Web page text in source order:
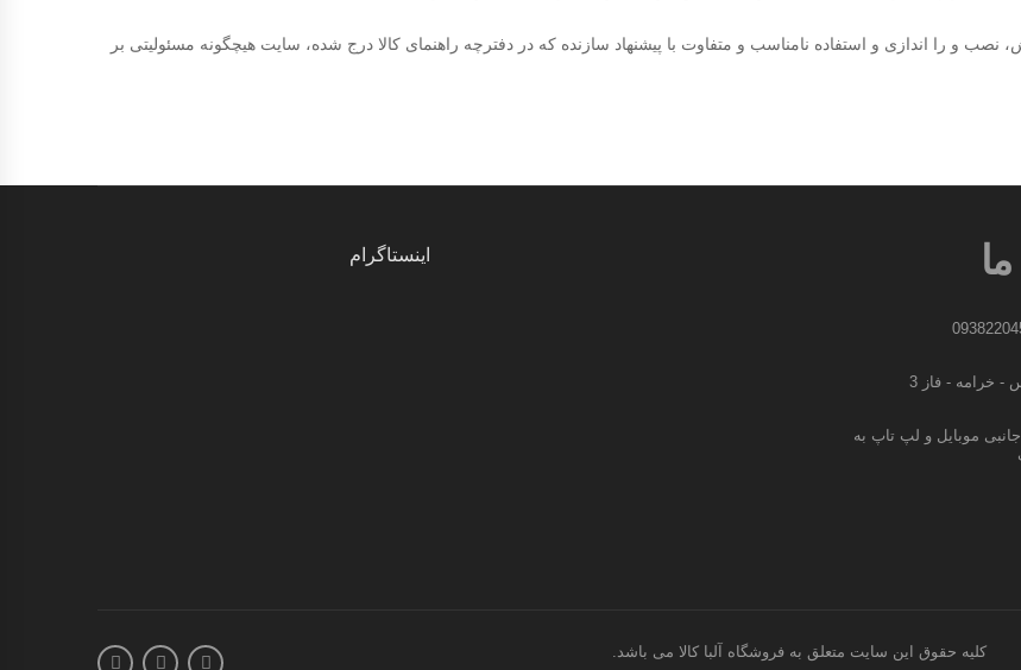
و را اندازی و استفاده نامناسب و متفاوت با پیشنهاد سازنده که در دفترچه راهنمای کالا درج شده، سایت هیچگونه مسئولیتی بر
خرامه - فاز 3
موبایل و لپ تاپ به
اینستاگرام
کليه حقوق اين سايت متعلق به فروشگاه آلبا کالا می باشد.